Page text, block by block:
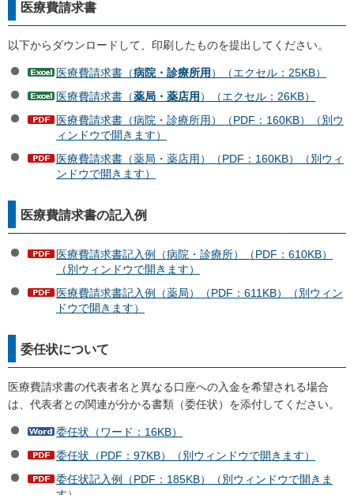
医療費請求書
以下からダウンロードして、印刷したものを提出してください。
医療費請求書（病院・診療所用 ）（エクセル：25KB）
医療費請求書（薬局・薬店用 ）（エクセル：26KB）
医療費請求書（病院・診療所用）（PDF：160KB）（別ウ
ィンドウで開きます）
医療費請求書（薬局・薬店用）（PDF：160KB）（別ウィ
ンドウで開きます）
医療費請求書の記入例
医療費請求書記入例（病院・診療所）（PDF：610KB）
（別ウィンドウで開きます）
医療費請求書記入例（薬局）（PDF：611KB）（別ウィン
ドウで開きます）
委任状について
医療費請求書の代表者名と異なる口座への入金を希望される場合
は、代表者との関連が分かる書類（委任状）を添付してください。
委任状（ワード：16KB）
委任状（PDF：97KB）（別ウィンドウで開きます）
委任状記入例（PDF：185KB）（別ウィンドウで開きま